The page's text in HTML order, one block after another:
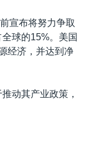
宣布将努力争取
球的15%。美国
经济，并达到净
动其产业政策，